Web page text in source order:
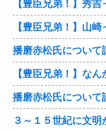
【豊臣兄弟！】秀
【豊臣兄弟！】山
播磨赤松氏について
【豊臣兄弟！】な
播磨赤松氏について
３～１５世紀に文明